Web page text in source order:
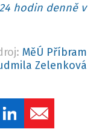
hodin denně v
MěÚ Příbram
Zelenková